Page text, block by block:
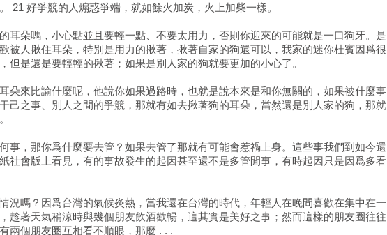
21 好爭競的人煽惑爭端，就如餘火加炭，火上加柴一樣。
耳朵嗎，小心點並且要輕一點、不要太用力，否則你迎來的可能就是一口狗牙。是
被人揪住耳朵，特別是用力的揪著，揪著自家的狗還可以，我家的迷你杜賓因爲很
但是還是要輕輕的揪著；如果是別人家的狗就要更加的小心了。
朵來比諭什麼呢，他說你如果過路時，也就是說本來是和你無關的，如果被什麼事
己之事、別人之間的爭競，那就有如去揪著狗的耳朵，當然還是別人家的狗，那就
事，那你爲什麼要去管？如果去管了那就有可能會惹禍上身。這些事我們到如今還
社會版上看見，有的事故發生的起因甚至還不是多管閒事，有時起因只是因爲多看
況嗎？因爲台灣的氣候炎熱，當我還在台灣的時代，年輕人在晚間喜歡在集中在一
趁著天氣稍涼時與幾個朋友飲酒歡暢，這其實是美好之事；然而這樣的朋友圈往往
兩個朋友圈互相看不順眼，那麼 . . .